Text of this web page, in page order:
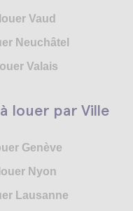
Vaud
Neuchâtel
Valais
louer par Ville
Genève
Nyon
Lausanne